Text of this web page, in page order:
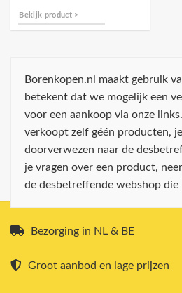
Bekijk product >
Borenkopen.nl maakt gebruik
betekent dat we mogelijk een
voor een aankoop via onze
verkoopt zelf géén producten,
doorverwezen naar de
je vragen over een product,
de desbetreffende webshop
Bezorging in NL & BE
Groot aanbod en lage prijzen